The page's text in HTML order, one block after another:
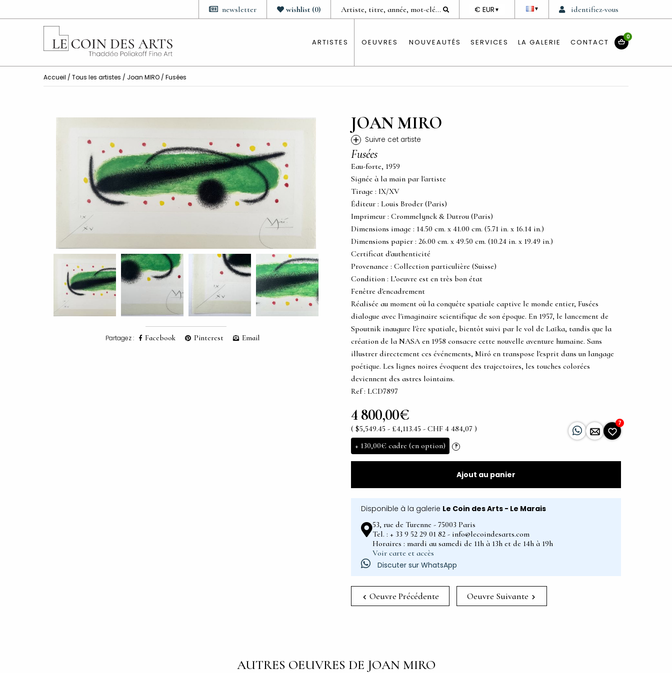
identifiez-vous
▼
DEVISE
€ EUR ▼
wishlist (0)
newsletter
ARTISTES OEUVRES NOUVEAUTÉS SERVICES LA GALERIE CONTACT
0
Accueil / Tous les artistes / Joan MIRO / Fusées
Partagez : Facebook Pinterest Email
JOAN MIRO
+ Suivre cet artiste
Fusées
Eau-forte, 1959
Signée à la main par l'artiste
Tirage : IX/XV
Éditeur : Louis Broder (Paris)
Imprimeur : Crommelynck & Dutrou (Paris)
Dimensions image : 14.50 cm. x 41.00 cm. (5.71 in. x 16.14 in.)
Dimensions papier : 26.00 cm. x 49.50 cm. (10.24 in. x 19.49 in.)
Certificat d'authenticité
Provenance : Collection particulière (Suisse)
Condition : L’oeuvre est en très bon état
Fenêtre d'encadrement
Réalisée au moment où la conquête spatiale captive le monde entier, Fusées
dialogue avec l'imaginaire scientifique de son époque. En 1957, le lancement de
Spoutnik inaugure l'ère spatiale, bientôt suivi par le vol de Laïka, tandis que la
création de la NASA en 1958 consacre cette nouvelle aventure humaine. Sans
illustrer directement ces événements, Miró en transpose l'esprit dans un langage
poétique. Les lignes noires évoquent des trajectoires, les touches colorées
deviennent des astres lointains.
Ref : LCD7897
4 800,00€
( $5,549.45 - £4,113.45 - CHF 4 484,07 )
+ 130,00€ cadre (en option) ?
7
Ajout au panier
Disponible à la galerie Le Coin des Arts - Le Marais
53, rue de Turenne - 75003 Paris
Tel. : + 33 9 52 29 01 82 - info@lecoindesarts.com
Horaires : mardi au samedi de 11h à 13h et de 14h à 19h
Voir carte et accès
Discuter sur WhatsApp
Oeuvre Précédente Oeuvre Suivante
AUTRES OEUVRES DE JOAN MIRO